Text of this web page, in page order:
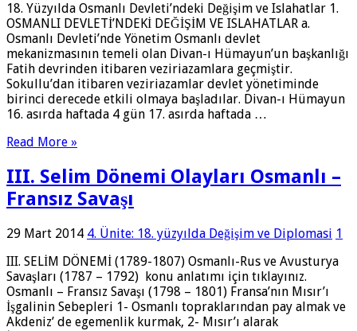
18. Yüzyılda Osmanlı Devleti’ndeki Değişim ve Islahatlar 1.
OSMANLI DEVLETİ’NDEKİ DEĞİŞİM VE ISLAHATLAR a.
Osmanlı Devleti’nde Yönetim Osmanlı devlet
mekanizmasının temeli olan Divan-ı Hümayun’un başkanlığı
Fatih devrinden itibaren veziriazamlara geçmiştir.
Sokullu’dan itibaren veziriazamlar devlet yönetiminde
birinci derecede etkili olmaya başladılar. Divan-ı Hümayun
16. asırda haftada 4 gün 17. asırda haftada …
Read More »
III. Selim Dönemi Olayları Osmanlı –
Fransız Savaşı
29 Mart 2014 4. Ünite: 18. yüzyılda Değişim ve Diplomasi 1
III. SELİM DÖNEMİ (1789-1807) Osmanlı-Rus ve Avusturya
Savaşları (1787 – 1792) konu anlatımı için tıklayınız.
Osmanlı – Fransız Savaşı (1798 – 1801) Fransa’nın Mısır’ı
İşgalinin Sebepleri 1- Osmanlı topraklarından pay almak ve
Akdeniz’ de egemenlik kurmak, 2- Mısır’ı alarak